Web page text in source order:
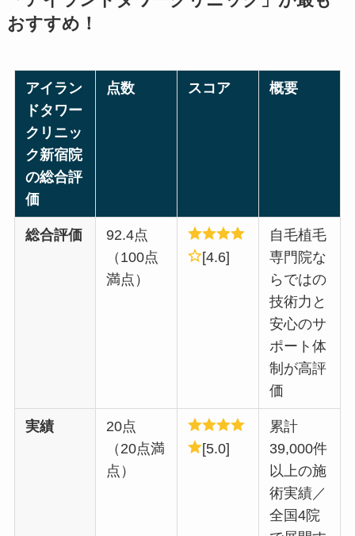
おすすめ！
アイラン
ドタワー
クリニッ
ク新宿院
の総合評
価
点数 スコア 概要
総合評価
92.4点
（100点
満点）
[4.6]
自毛植毛
専門院な
らではの
技術力と
安心のサ
ポート体
制が高評
価
実績
20点
（20点満
点）
[5.0]
累計
39,000件
以上の施
術実績／
全国4院